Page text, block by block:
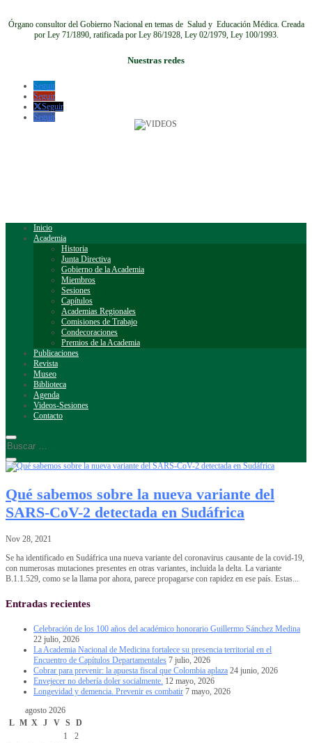
Órgano consultor del Gobierno Nacional en temas de Salud y Educación Médica. Creada
por Ley 71/1890, ratificada por Ley 86/1928, Ley 02/1979, Ley 100/1993.
Nuestras redes
Seguir
Seguir
Seguir
Seguir
Inicio
Academia
Historia
Junta Directiva
Gobierno de la Academia
Miembros
Sesiones
Capítulos
Academias Regionales
Comisiones de Trabajo
Condecoraciones
Premios de la Academia
Publicaciones
Revista
Museo
Biblioteca
Agenda
Videos-Sesiones
Contacto
Qué sabemos sobre la nueva variante del
SARS-CoV-2 detectada en Sudáfrica
Nov 28, 2021
Se ha identificado en Sudáfrica una nueva variante del coronavirus causante de la covid-19,
con numerosas mutaciones presentes en otras variantes, incluida la delta. La variante
B.1.1.529, como se la llama por ahora, parece propagarse con rapidez en ese país. Estas...
Entradas recientes
Celebración de los 100 años del académico honorario Guillermo Sánchez Medina
22 julio, 2026
La Academia Nacional de Medicina fortalece su presencia territorial en el
Encuentro de Capítulos Departamentales 7 julio, 2026
Cobrar para prevenir: la apuesta fiscal que Colombia aplaza 24 junio, 2026
Envejecer no debería doler socialmente. 12 mayo, 2026
Longevidad y demencia. Prevenir es combatir 7 mayo, 2026
agosto 2026
L M X J V S
D
1
2